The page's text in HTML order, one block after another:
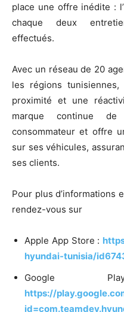
place une offre inédite :
chaque deux
effectués.
Avec un réseau de 20
les régions
proximité et une
marque continue
consommateur et offre
sur ses véhicules,
ses clients.
Pour plus d’informations
rendez-vous sur
Apple App Store :
hyundai-tunisia/
Google
https://